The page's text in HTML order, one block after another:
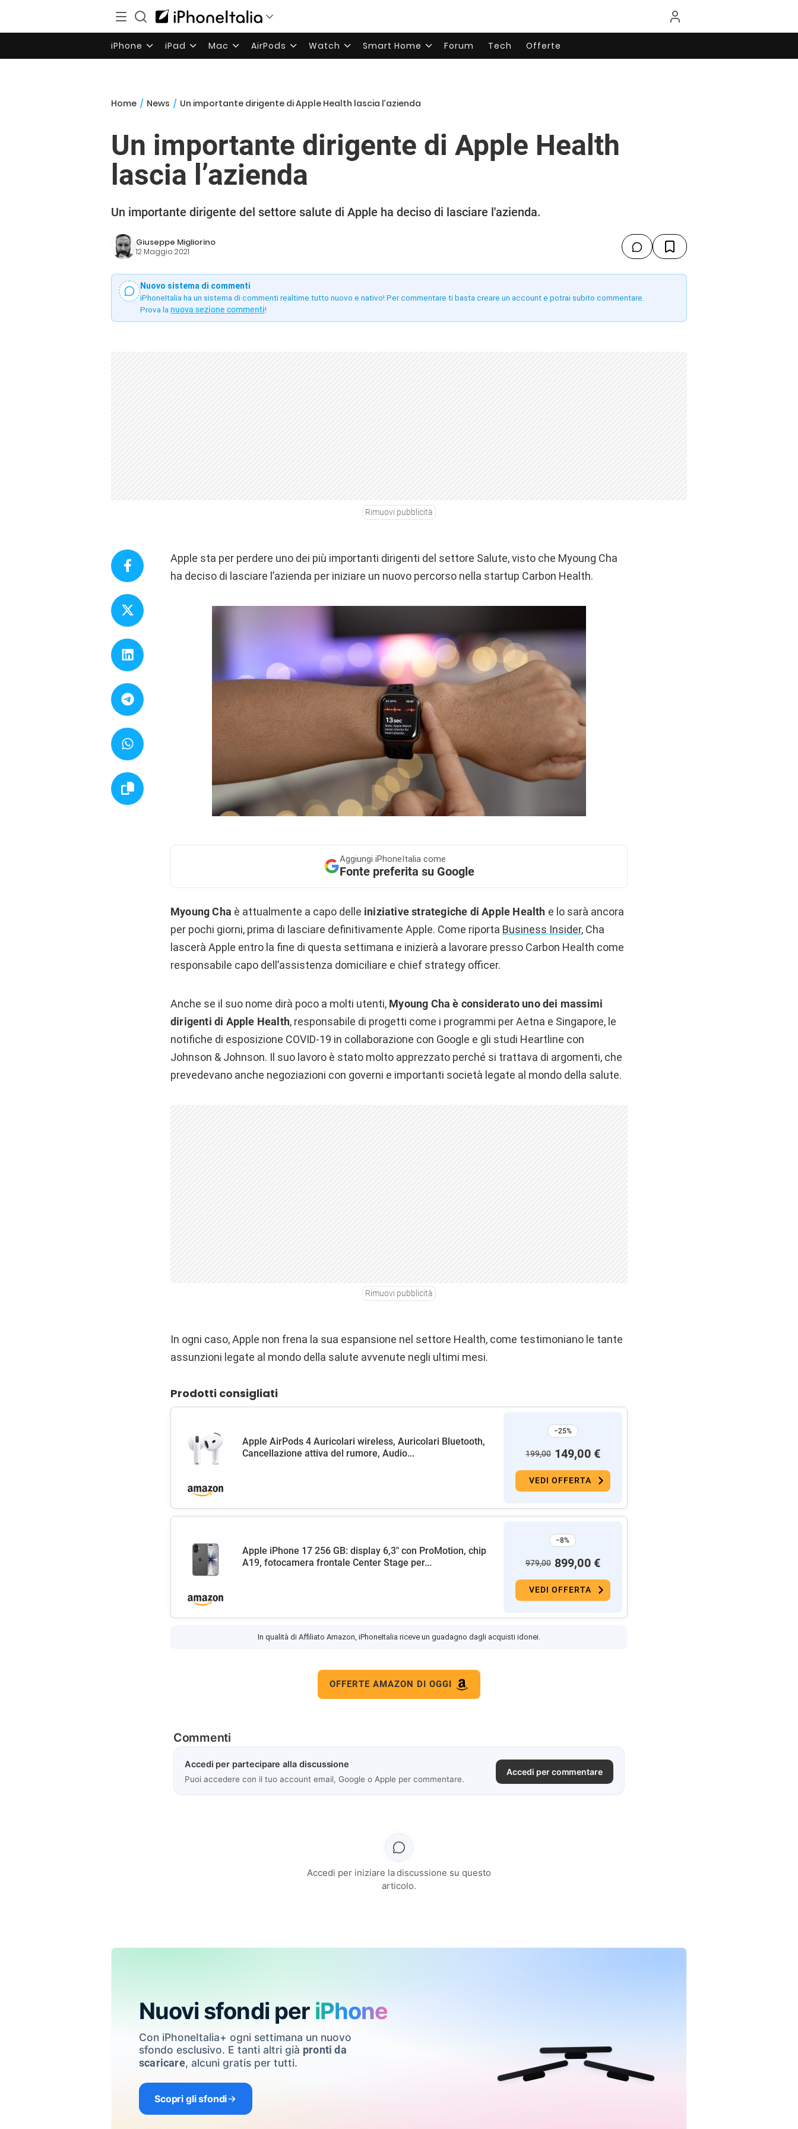
iPhone iPad Mac AirPods Watch Smart Home Forum Tech Offerte
Home / News / Un importante dirigente di Apple Health lascia l’azienda
Un importante dirigente di Apple Health
lascia l’azienda
Un importante dirigente del settore salute di Apple ha deciso di lasciare l'azienda.
Giuseppe Migliorino
12 Maggio 2021
Nuovo sistema di commenti
iPhoneItalia ha un sistema di commenti realtime tutto nuovo e nativo! Per commentare ti basta creare un account e potrai subito commentare.
Prova la nuova sezione commenti!
Rimuovi pubblicità
Apple sta per perdere uno dei più importanti dirigenti del settore Salute, visto che Myoung Cha
ha deciso di lasciare l’azienda per iniziare un nuovo percorso nella startup Carbon Health.
Aggiungi iPhoneItalia come
Fonte preferita su Google
Myoung Cha è attualmente a capo delle iniziative strategiche di Apple Health e lo sarà ancora
per pochi giorni, prima di lasciare definitivamente Apple. Come riporta Business Insider, Cha
lascerà Apple entro la fine di questa settimana e inizierà a lavorare presso Carbon Health come
responsabile capo dell’assistenza domiciliare e chief strategy officer.
Anche se il suo nome dirà poco a molti utenti, Myoung Cha è considerato uno dei massimi
dirigenti di Apple Health, responsabile di progetti come i programmi per Aetna e Singapore, le
notifiche di esposizione COVID-19 in collaborazione con Google e gli studi Heartline con
Johnson & Johnson. Il suo lavoro è stato molto apprezzato perché si trattava di argomenti, che
prevedevano anche negoziazioni con governi e importanti società legate al mondo della salute.
Rimuovi pubblicità
In ogni caso, Apple non frena la sua espansione nel settore Health, come testimoniano le tante
assunzioni legate al mondo della salute avvenute negli ultimi mesi.
Prodotti consigliati
Apple AirPods 4 Auricolari wireless, Auricolari Bluetooth,
Cancellazione attiva del rumore, Audio...
−25%
199,00 149,00 €
VEDI OFFERTA
Apple iPhone 17 256 GB: display 6,3" con ProMotion, chip
A19, fotocamera frontale Center Stage per...
−8%
979,00 899,00 €
VEDI OFFERTA
In qualità di Affiliato Amazon, iPhoneItalia riceve un guadagno dagli acquisti idonei.
OFFERTE AMAZON DI OGGI
Commenti
Accedi per partecipare alla discussione
Puoi accedere con il tuo account email, Google o Apple per commentare.
Accedi per commentare
Accedi per iniziare la discussione su questo
articolo.
Nuovi sfondi per iPhone
Con iPhoneItalia+ ogni settimana un nuovo
sfondo esclusivo. E tanti altri già pronti da
scaricare, alcuni gratis per tutti.
Scopri gli sfondi